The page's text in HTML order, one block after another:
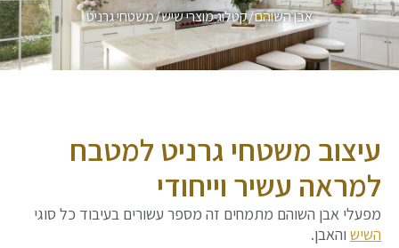
מיקומך כאן אבן השוהם קטלוג מוצרי שיש משטחי גרניט
עיצוב משטחי גרניט למטבח
למראה עשיר וייחודי
מפעלי אבן השוהם מתמחים זה מספר עשורים בעיבוד כל סוגי
השיש והאבן.